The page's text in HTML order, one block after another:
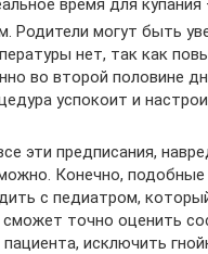
Родители могут быть
нет, так как
во второй половине
успокоит и
эти предписания,
Конечно,
с педиатром,
сможет точно оценить
исключить